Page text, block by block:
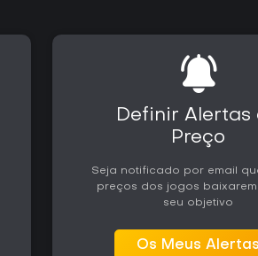
Definir Alertas
Preço
Seja notificado por email
preços dos jogos
seu objetivo
Os Meus Alertas